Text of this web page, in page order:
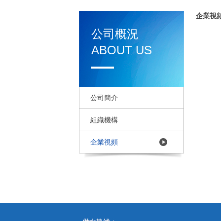
公司概況
ABOUT US
公司簡介
組織機構
企業視頻
企業視